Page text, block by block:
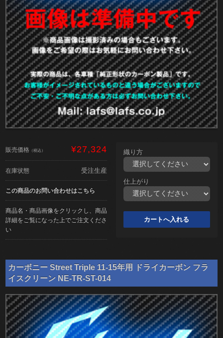
販売価格 （税込） ¥27,324
在庫状態 受注生産
この商品のお問い合わせはこちら
商品名・商品画像をクリックし、商品
詳細をご覧になった上でご注文くださ
い
織り方
仕上がり
カーボニー Street Triple 11-15年用 ドライカーボン フラ
イスクリーン NE-TR-ST-014